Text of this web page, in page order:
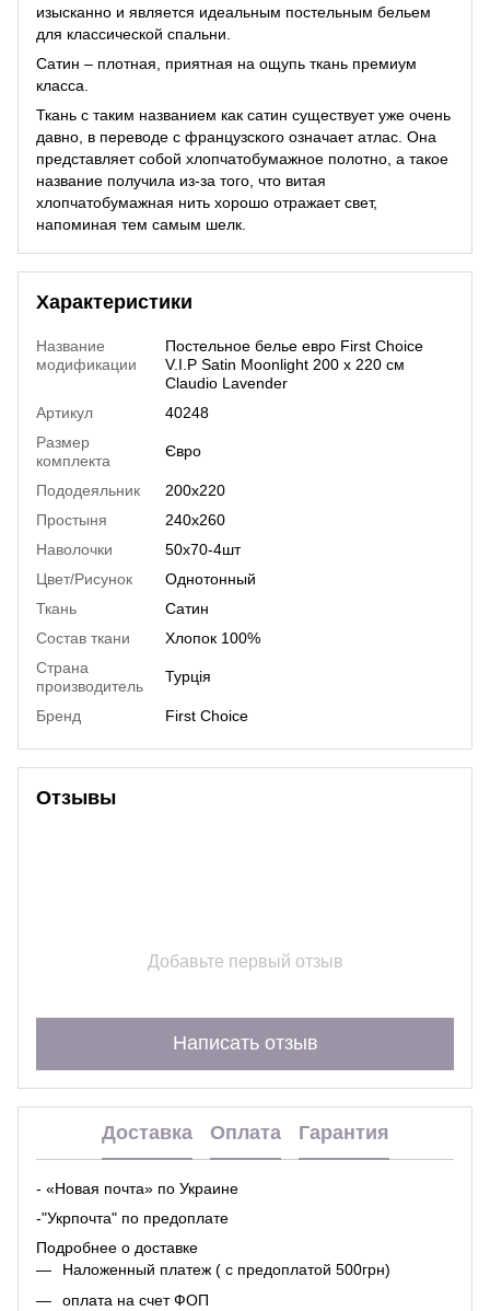
изысканно и является идеальным постельным бельем
для классической спальни.
Сатин – плотная, приятная на ощупь ткань премиум
класса.
Ткань с таким названием как сатин существует уже очень
давно, в переводе с французского означает атлас. Она
представляет собой хлопчатобумажное полотно, а такое
название получила из-за того, что витая
хлопчатобумажная нить хорошо отражает свет,
напоминая тем самым шелк.
Характеристики
Название
модификации
Постельное белье евро First Choice
V.I.P Satin Moonlight 200 х 220 см
Claudio Lavender
Артикул
40248
Размер
комплекта
Євро
Пододеяльник
200х220
Простыня
240х260
Наволочки
50х70-4шт
Цвет/Рисунок
Однотонный
Ткань
Сатин
Состав ткани
Хлопок 100%
Страна
производитель
Турція
Бренд First Choice
Отзывы
Добавьте первый отзыв
Написать отзыв
Доставка Оплата Гарантия
- «Новая почта» по Украине
-"Укрпочта" по предоплате
Подробнее о доставке
Наложенный платеж ( с предоплатой 500грн)
оплата на счет ФОП